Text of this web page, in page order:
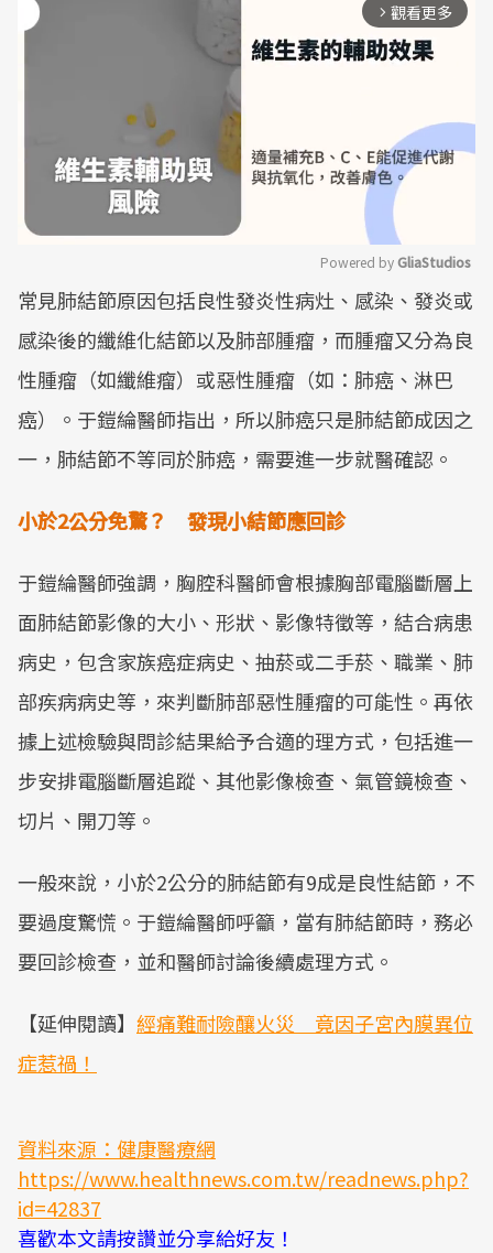
arrow_forward_ios 觀看更多
Mute
Powered by GliaStudios
常見肺結節原因包括良性發炎性病灶、感染、發炎或
感染後的纖維化結節以及肺部腫瘤，而腫瘤又分為良
性腫瘤（如纖維瘤）或惡性腫瘤（如：肺癌、淋巴
癌）。于鎧綸醫師指出，所以肺癌只是肺結節成因之
一，肺結節不等同於肺癌，需要進一步就醫確認。
小於2公分免驚？ 發現小結節應回診
于鎧綸醫師強調，胸腔科醫師會根據胸部電腦斷層上
面肺結節影像的大小、形狀、影像特徵等，結合病患
病史，包含家族癌症病史、抽菸或二手菸、職業、肺
部疾病病史等，來判斷肺部惡性腫瘤的可能性。再依
據上述檢驗與問診結果給予合適的理方式，包括進一
步安排電腦斷層追蹤、其他影像檢查、氣管鏡檢查、
切片、開刀等。
一般來說，小於2公分的肺結節有9成是良性結節，不
要過度驚慌。于鎧綸醫師呼籲，當有肺結節時，務必
要回診檢查，並和醫師討論後續處理方式。
【延伸閱讀】 經痛難耐險釀火災 竟因子宮內膜異位
症惹禍！
資料來源：健康醫療網
https://www.healthnews.com.tw/readnews.php?
id=42837
喜歡本文請按讚並分享給好友！